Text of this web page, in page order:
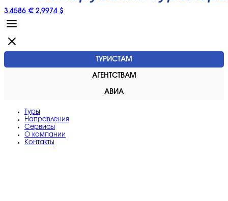
3,4586 € 2,9974 $
ТУРИСТАМ
АГЕНТСТВАМ
АВИА
Туры
Направления
Сервисы
O компании
Контакты